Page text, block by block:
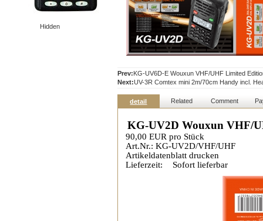
Hidden
Prev:KG-UV6D-E Wouxun VHF/UHF Limited
Next:UV-3R Comtex mini 2m/70cm Handy incl.
detail Related Comment
KG-UV2D Wouxun VHF/
90,00 EUR pro Stück
Art.Nr.: KG-UV2D/VHF/UHF
Artikeldatenblatt drucken
Lieferzeit:
Sofort lieferbar